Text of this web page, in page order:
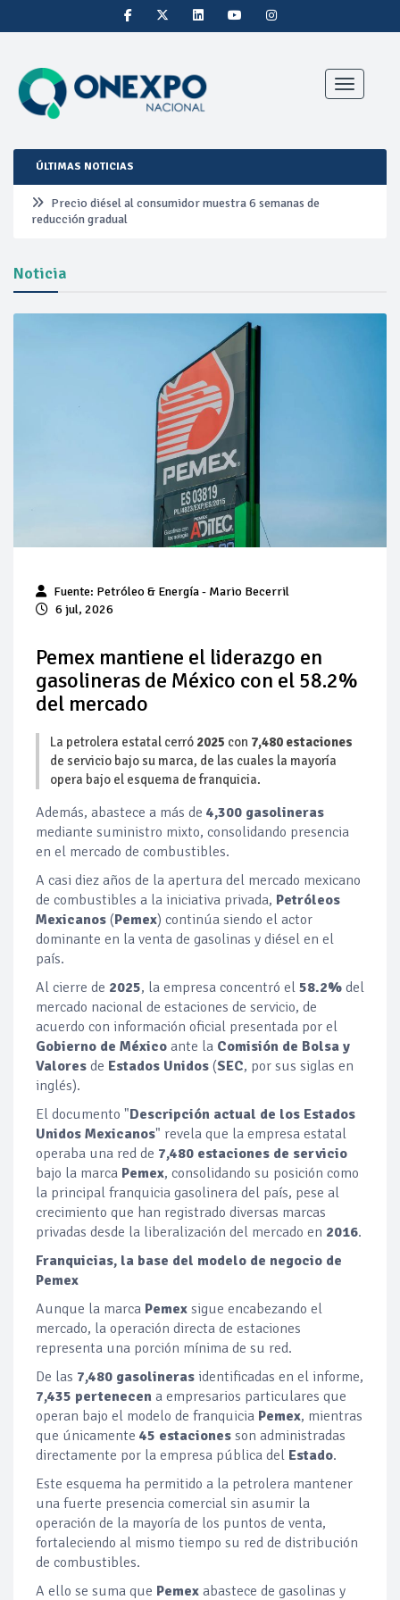
Toggle
ÚLTIMAS NOTICIAS
Precio diésel al consumidor muestra 6 semanas de
reducción gradual
Pemex ante la refinación clandestina
Petrobras duplica ganancias en segundo trimestre por
precios del petróleo y producción récord
Cautela en el mercado por conversaciones Irán-Omán
mantienen precios al alza
Pierde Pemex 71 millones de pesos al día por
"procesadoras" ilegales
Pacto dispara 83% ventas diésel Pemex
Incertidumbre regulatoria pone a prueba las inversiones de
las Estaciones de Servicio familiares
espera estabilización del mercado
acuerdo de paz
Petróleo continúa su descenso en el mercado internacional
Noticia
Fuente: Petróleo & Energía- Mario Becerril
6 jul, 2026
Pemex mantiene el liderazgo en
gasolineras de México con el 58.2%
del mercado
La petrolera estatal cerró 2025 con 7,480 estaciones
de servicio bajo su marca, de las cuales la mayoría
opera bajo el esquema de franquicia.
Además, abastece a más de 4,300 gasolineras
mediante suministro mixto, consolidando presencia
en el mercado de combustibles.
A casi diez años de la apertura del mercado mexicano
de combustibles a la iniciativa privada, Petróleos
Mexicanos (Pemex) continúa siendo el actor
dominante en la venta de gasolinas y diésel en el
país.
Al cierre de 2025, la empresa concentró el 58.2% del
mercado nacional de estaciones de servicio, de
acuerdo con información oficial presentada por el
Gobierno de México ante la Comisión de Bolsa y
Valores de Estados Unidos (SEC, por sus siglas en
inglés).
El documento "Descripción actual de los Estados
Unidos Mexicanos" revela que la empresa estatal
operaba una red de 7,480 estaciones de servicio
bajo la marca Pemex, consolidando su posición como
la principal franquicia gasolinera del país, pese al
crecimiento que han registrado diversas marcas
privadas desde la liberalización del mercado en 2016.
Franquicias, la base del modelo de negocio de
Pemex
Aunque la marca Pemex sigue encabezando el
mercado, la operación directa de estaciones
representa una porción mínima de su red.
De las 7,480 gasolineras identificadas en el informe,
7,435 pertenecen a empresarios particulares que
operan bajo el modelo de franquicia Pemex, mientras
que únicamente 45 estaciones son administradas
directamente por la empresa pública del Estado.
Este esquema ha permitido a la petrolera mantener
una fuerte presencia comercial sin asumir la
operación de la mayoría de los puntos de venta,
fortaleciendo al mismo tiempo su red de distribución
de combustibles.
A ello se suma que Pemex abastece de gasolinas y